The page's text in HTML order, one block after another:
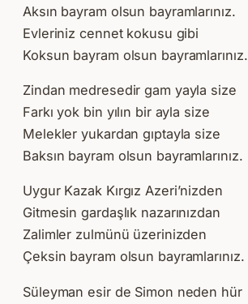
Aksın bayram olsun bayramlarınız.
Evleriniz cennet kokusu gibi
Koksun bayram olsun bayramlarınız.
Zindan medresedir gam yayla size
Farkı yok bin yılın bir ayla size
Melekler yukardan gıptayla size
Baksın bayram olsun bayramlarınız.
Uygur Kazak Kırgız Azeri’nizden
Gitmesin gardaşlık nazarınızdan
Zalimler zulmünü üzerinizden
Çeksin bayram olsun bayramlarınız.
Süleyman esir de Simon neden hür